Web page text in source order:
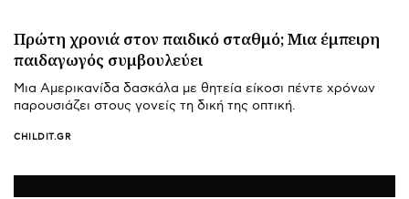
Πρώτη χρονιά στον παιδικό σταθμό; Μια έμπειρη
παιδαγωγός συμβουλεύει
Μια Αμερικανίδα δασκάλα με θητεία είκοσι πέντε χρόνων
παρουσιάζει στους γονείς τη δική της οπτική.
CHILDIT.GR